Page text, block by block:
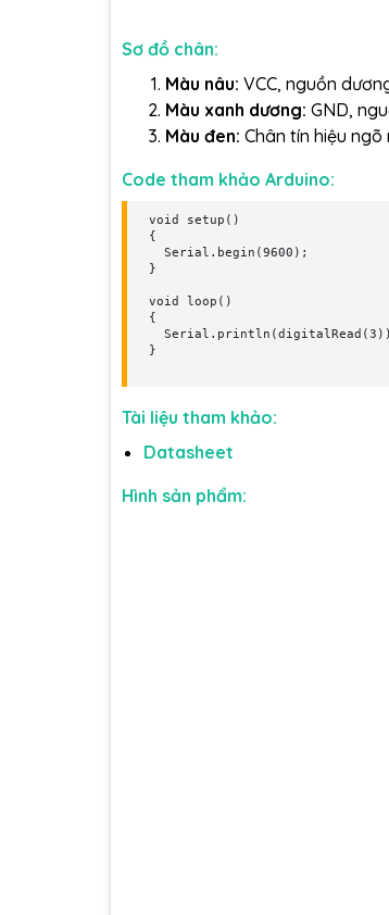
Sơ đồ chân:
Màu nâu: VCC, nguồn
Màu xanh dương: GND,
Màu đen: Chân tín hiệu
Code tham khảo Arduino:
void setup()
{
  Serial.begin(9600);
}
void loop()
{
Tài liệu tham khảo:
Datasheet
Hình sản phẩm: